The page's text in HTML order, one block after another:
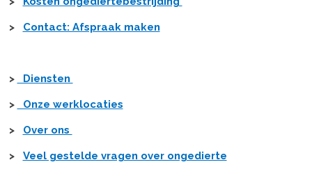
> Contact: Afspraak maken
> Diensten
> Onze werklocaties
> Over ons
> Veel gestelde vragen over ongedierte